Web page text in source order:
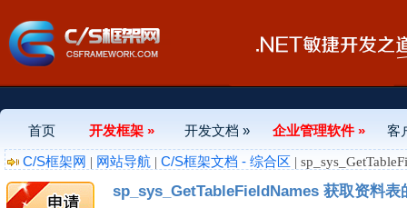
首页 开发框架 » 开发文档 » 企业管理软件 »
客
C/S框架网 | 网站导航 | C/S框架文档 - 综合区 |
sp_sys_GetTableFieldNames 获取资料表